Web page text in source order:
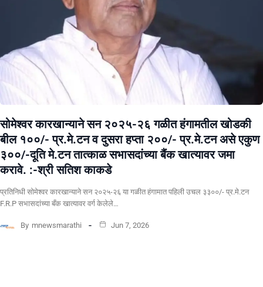
सोमेश्वर कारखान्याने सन २०२५-२६ गळीत हंगामतील खोडकी
बील १००/- प्र.मे.टन व दुसरा हप्ता २००/- प्र.मे.टन असे एकुण
३००/-दूति मे.टन तात्काळ सभासदांच्या बैंक खात्यावर जमा
करावे. :-श्री सतिश काकडे
प्रतिनिधी सोमेश्वर कारखान्याने सन २०२५-२६ या गळीत हंगामात पहिली उचल ३३००/- प्र.मे.टन
F.R.P सभासदांच्या बँक खात्यावर वर्ग केलेले…
By mnewsmarathi Jun 7, 2026